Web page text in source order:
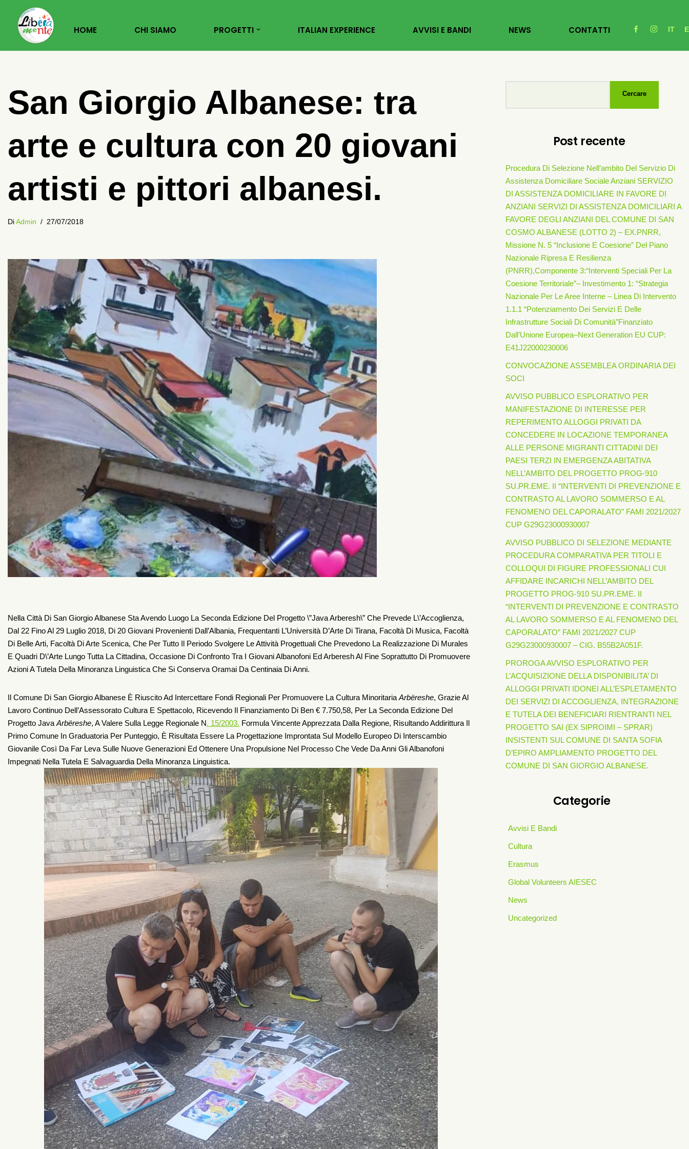
Vai
Contenuto
HOME CHI SIAMO PROGETTI ITALIAN EXPERIENCE AVVISI E BANDI NEWS CONTATTI IT
San Giorgio Albanese: tra
arte e cultura con 20 giovani
artisti e pittori albanesi.
Di Admin 27/07/2018
Nella Città Di San Giorgio Albanese Sta Avendo Luogo La Seconda Edizione Del Progetto \”Java Arberesh\” Che Prevede L\’accoglienza,
Dal 22 Fino Al 29 Luglio 2018, Di 20 Giovani Provenienti Dall’Albania, Frequentanti L’Università D’Arte Di Tirana, Facoltà Di Musica, Facoltà
Di Belle Arti, Facoltà Di Arte Scenica, Che Per Tutto Il Periodo Svolgere Le Attività Progettuali Che Prevedono La Realizzazione Di Murales
E Quadri D\’arte Lungo Tutta La Cittadina, Occasione Di Confronto Tra I Giovani Albanofoni Ed Arberesh Al Fine Soprattutto Di Promuovere
Azioni A Tutela Della Minoranza Linguistica Che Si Conserva Oramai Da Centinaia Di Anni.
Il Comune Di San Giorgio Albanese È Riuscito Ad Intercettare Fondi Regionali Per Promuovere La Cultura Minoritaria Arbëreshe, Grazie Al
Lavoro Continuo Dell’Assessorato Cultura E Spettacolo, Ricevendo Il Finanziamento Di Ben € 7.750,58, Per La Seconda Edizione Del
Progetto Java Arbëreshe, A Valere Sulla Legge Regionale N. 15/2003. Formula Vincente Apprezzata Dalla Regione, Risultando Addirittura Il
Primo Comune In Graduatoria Per Punteggio, È Risultata Essere La Progettazione Improntata Sul Modello Europeo Di Interscambio
Giovanile Così Da Far Leva Sulle Nuove Generazioni Ed Ottenere Una Propulsione Nel Processo Che Vede Da Anni Gli Albanofoni
Impegnati Nella Tutela E Salvaguardia Della Minoranza Linguistica.
Cercare
Post recente
Procedura Di Selezione Nell’ambito Del Servizio Di
Assistenza Domiciliare Sociale Anziani SERVIZIO
DI ASSISTENZA DOMICILIARE IN FAVORE DI
ANZIANI SERVIZI DI ASSISTENZA DOMICILIARI A
FAVORE DEGLI ANZIANI DEL COMUNE DI SAN
COSMO ALBANESE (LOTTO 2) – EX.PNRR,
Missione N. 5 “Inclusione E Coesione” Del Piano
Nazionale Ripresa E Resilienza
(PNRR),Componente 3:“Interventi Speciali Per La
Coesione Territoriale”– Investimento 1: “Strategia
Nazionale Per Le Aree Interne – Linea Di Intervento
1.1.1 “Potenziamento Dei Servizi E Delle
Infrastrutture Sociali Di Comunità”finanziato
Dall’Unione Europea–Next Generation EU CUP:
E41J22000230006
CONVOCAZIONE ASSEMBLEA ORDINARIA DEI
SOCI
AVVISO PUBBLICO ESPLORATIVO PER
MANIFESTAZIONE DI INTERESSE PER
REPERIMENTO ALLOGGI PRIVATI DA
CONCEDERE IN LOCAZIONE TEMPORANEA
ALLE PERSONE MIGRANTI CITTADINI DEI
PAESI TERZI IN EMERGENZA ABITATIVA
NELL’AMBITO DEL PROGETTO PROG-910
SU.PR.EME. II “INTERVENTI DI PREVENZIONE E
CONTRASTO AL LAVORO SOMMERSO E AL
FENOMENO DEL CAPORALATO” FAMI 2021/2027
CUP G29G23000930007
AVVISO PUBBLICO DI SELEZIONE MEDIANTE
PROCEDURA COMPARATIVA PER TITOLI E
COLLOQUI DI FIGURE PROFESSIONALI CUI
AFFIDARE INCARICHI NELL’AMBITO DEL
PROGETTO PROG-910 SU.PR.EME. II
“INTERVENTI DI PREVENZIONE E CONTRASTO
AL LAVORO SOMMERSO E AL FENOMENO DEL
CAPORALATO” FAMI 2021/2027 CUP
G29G23000930007 – CIG. B55B2A051F.
PROROGA AVVISO ESPLORATIVO PER
L’ACQUISIZIONE DELLA DISPONIBILITA’ DI
ALLOGGI PRIVATI IDONEI ALL’ESPLETAMENTO
DEI SERVIZI DI ACCOGLIENZA, INTEGRAZIONE
E TUTELA DEI BENEFICIARI RIENTRANTI NEL
PROGETTO SAI (EX SIPROIMI – SPRAR)
INSISTENTI SUL COMUNE DI SANTA SOFIA
D’EPIRO AMPLIAMENTO PROGETTO DEL
COMUNE DI SAN GIORGIO ALBANESE.
Categorie
Avvisi E Bandi
Cultura
Erasmus
Global Volunteers AIESEC
News
Uncategorized